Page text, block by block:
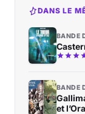
DANS LE
BANDE
BANDE
et